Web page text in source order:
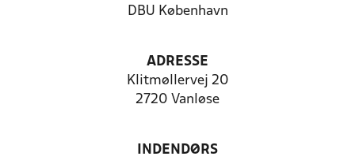
DBU København
ADRESSE
Klitmøllervej 20
2720 Vanløse
INDENDØRS